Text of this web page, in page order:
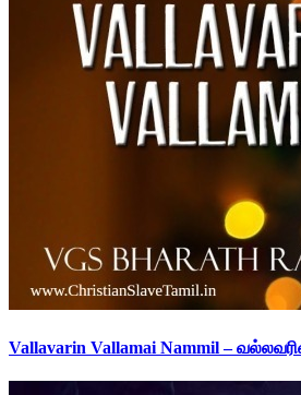
Vallavarin Vallamai Nammil –